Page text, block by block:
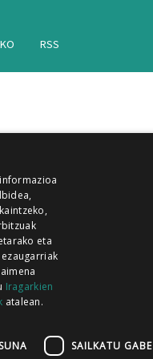
RSS
GUKA
GUKA ZUMAIA GUKA
eta
Iragarkien
atalean.
SAILKATU GABE